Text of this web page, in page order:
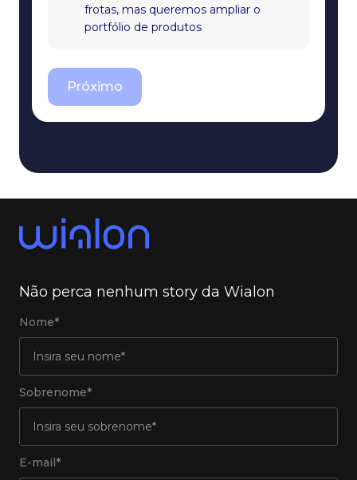
frotas, mas queremos ampliar o
portfólio de produtos
Próximo
Não perca nenhum story da Wialon
Nome*
Sobrenome*
E-mail*